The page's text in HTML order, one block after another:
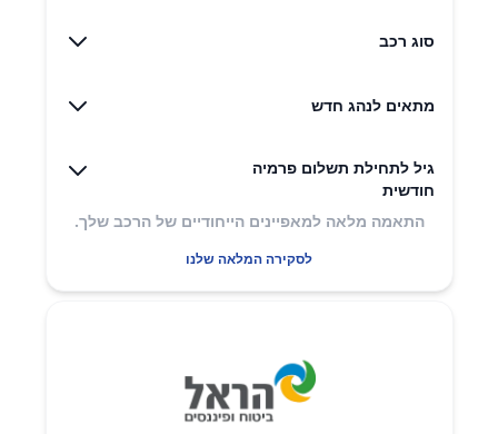
סוג רכב
מתאים לנהג חדש
גיל לתחילת תשלום פרמיה
חודשית
התאמה מלאה למאפיינים הייחודיים של הרכב שלך.
לסקירה המלאה שלנו